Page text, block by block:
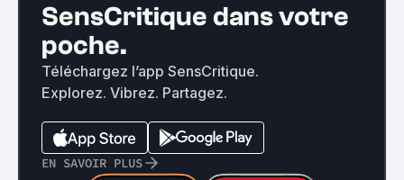
SensCritique dans votre
poche.
Téléchargez l’app SensCritique.
Explorez. Vibrez. Partagez.
EN SAVOIR PLUS